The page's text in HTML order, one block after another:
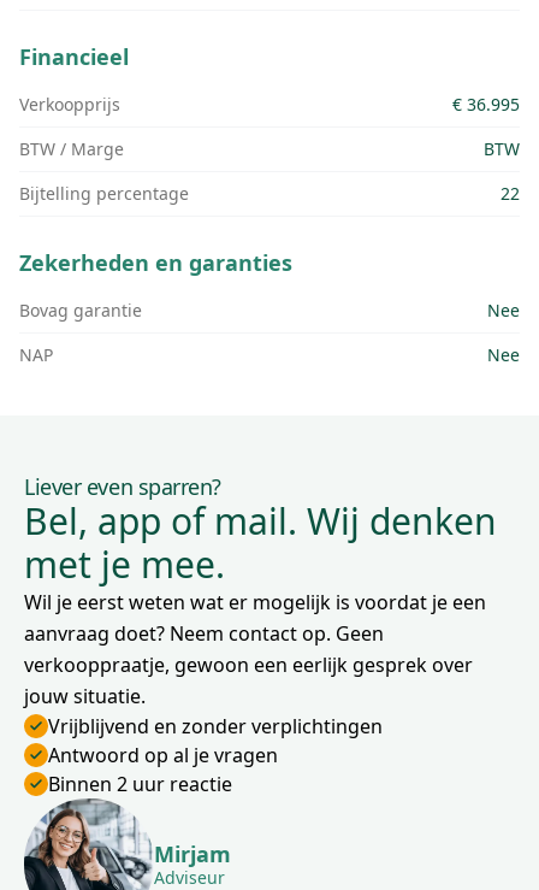
Financieel
Verkoopprijs
€ 36.995
BTW / Marge
BTW
Bijtelling percentage
22
Zekerheden en garanties
Bovag garantie
Nee
NAP
Nee
Liever even sparren?
Bel, app of mail. Wij denken
met je mee.
Wil je eerst weten wat er mogelijk is voordat je een
aanvraag doet? Neem contact op. Geen
verkooppraatje, gewoon een eerlijk gesprek over
jouw situatie.
Vrijblijvend en zonder verplichtingen
Antwoord op al je vragen
Binnen 2 uur reactie
Mirjam
Adviseur